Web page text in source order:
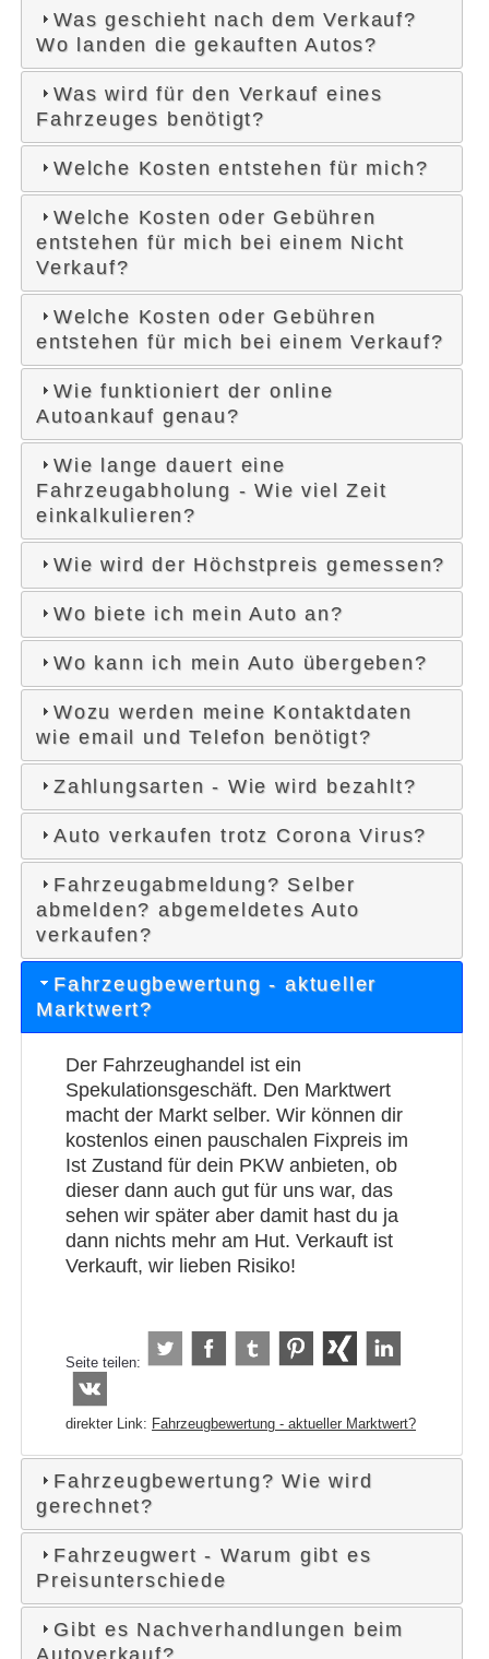
Was geschieht nach dem Verkauf?
Wo landen die gekauften Autos?
Was wird für den Verkauf eines
Fahrzeuges benötigt?
Welche Kosten entstehen für mich?
Welche Kosten oder Gebühren
entstehen für mich bei einem Nicht
Verkauf?
Welche Kosten oder Gebühren
entstehen für mich bei einem Verkauf?
Wie funktioniert der online
Autoankauf genau?
Wie lange dauert eine
Fahrzeugabholung - Wie viel Zeit
einkalkulieren?
Wie wird der Höchstpreis gemessen?
Wo biete ich mein Auto an?
Wo kann ich mein Auto übergeben?
Wozu werden meine Kontaktdaten
wie email und Telefon benötigt?
Zahlungsarten - Wie wird bezahlt?
Auto verkaufen trotz Corona Virus?
Fahrzeugabmeldung? Selber
abmelden? abgemeldetes Auto
verkaufen?
Fahrzeugbewertung - aktueller
Marktwert?
Der Fahrzeughandel ist ein
Spekulationsgeschäft. Den Marktwert
macht der Markt selber. Wir können dir
kostenlos einen pauschalen Fixpreis im
Ist Zustand für dein PKW anbieten, ob
dieser dann auch gut für uns war, das
sehen wir später aber damit hast du ja
dann nichts mehr am Hut. Verkauft ist
Verkauft, wir lieben Risiko!
Seite teilen:
direkter Link: Fahrzeugbewertung - aktueller Marktwert?
Fahrzeugbewertung? Wie wird
gerechnet?
Fahrzeugwert - Warum gibt es
Preisunterschiede
Gibt es Nachverhandlungen beim